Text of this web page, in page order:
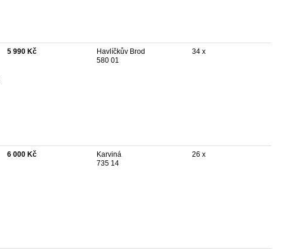
5 990 Kč
Havlíčkův Brod
580 01
34 x
6 000 Kč
Karviná
735 14
26 x